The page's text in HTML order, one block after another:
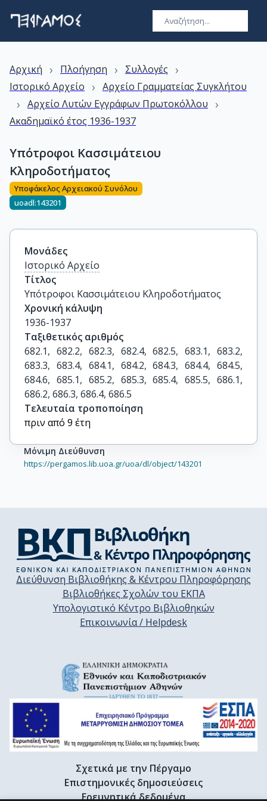
Αρχική › Πλοήγηση › Συλλογές ›
Ιστορικό Αρχείο › Αρχείο Γραμματείας Συγκλήτου
› Αρχείο Λυτών Εγγράφων Πρωτοκόλλου ›
Ακαδημαϊκό έτος 1936-1937
Υπότροφοι Κασσιμάτειου
Κληροδοτήματος
Υποφάκελος Αρχειακού Συνόλου
uoadl:143201
Μονάδες
Ιστορικό Αρχείο
Τίτλος
Υπότροφοι Κασσιμάτειου Κληροδοτήματος
Χρονική κάλυψη
1936-1937
Ταξιθετικός αριθμός
682.1, 682.2, 682.3, 682.4, 682.5, 683.1, 683.2,
683.3, 683.4, 684.1, 684.2, 684.3, 684.4, 684.5,
684.6, 685.1, 685.2, 685.3, 685.4, 685.5, 686.1,
686.2, 686.3, 686.4, 686.5
Τελευταία τροποποίηση
πριν από 9 έτη
Μόνιμη Διεύθυνση
https://pergamos.lib.uoa.gr/uoa/dl/object/143201
Διεύθυνση Βιβλιοθήκης & Κέντρου Πληροφόρησης
Βιβλιοθήκες Σχολών του ΕΚΠΑ
Υπολογιστικό Κέντρο Βιβλιοθηκών
Επικοινωνία / Helpdesk
Σχετικά με την Πέργαμο
Επιστημονικές δημοσιεύσεις
Ερευνητικά δεδομένα